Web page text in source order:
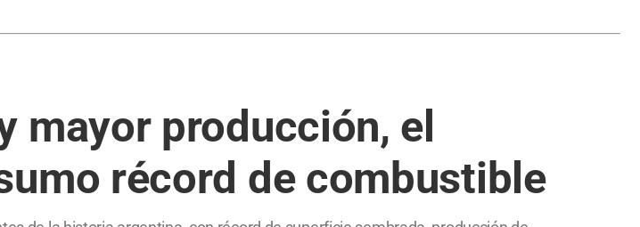
mayor producción, el
récord de combustible